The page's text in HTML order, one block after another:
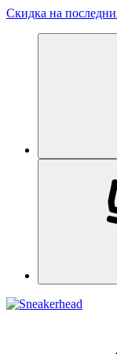
Скидка на